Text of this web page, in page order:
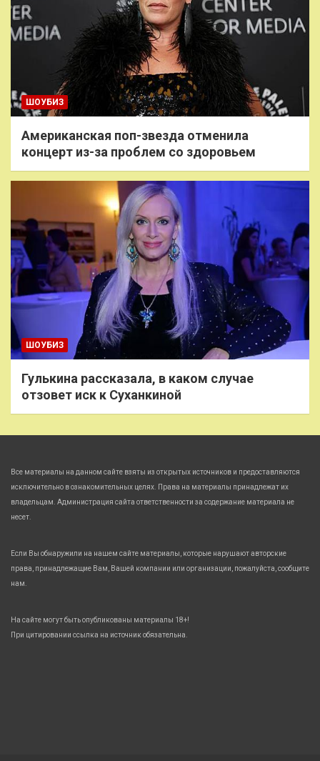
ШОУБИЗ
Американская поп-звезда отменила
концерт из-за проблем со здоровьем
ШОУБИЗ
Гулькина рассказала, в каком случае
отзовет иск к Суханкиной
Все материалы на данном сайте взяты из открытых источников и предоставляются
исключительно в ознакомительных целях. Права на материалы принадлежат их
владельцам. Администрация сайта ответственности за содержание материала не
несет.
Если Вы обнаружили на нашем сайте материалы, которые нарушают авторские
права, принадлежащие Вам, Вашей компании или организации, пожалуйста, сообщите
нам.
На сайте могут быть опубликованы материалы 18+!
При цитировании ссылка на источник обязательна.